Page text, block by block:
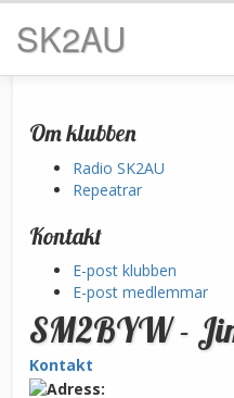
SK2AU
Om klubben
Radio SK2AU
Repeatrar
Kontakt
E-post klubben
E-post medlemmar
SM2BYW -
Kontakt